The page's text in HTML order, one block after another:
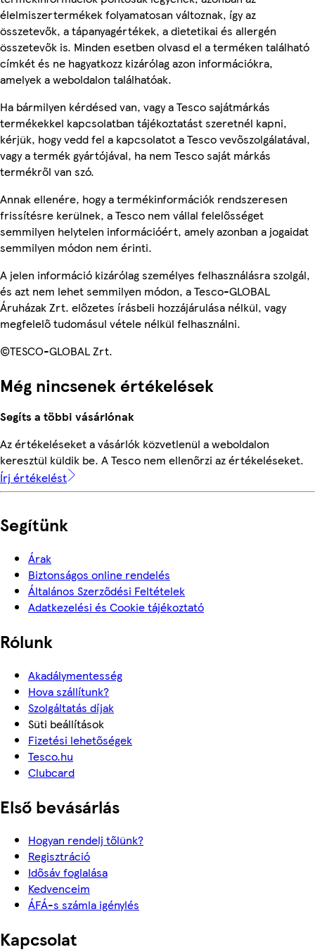
élelmiszertermékek folyamatosan változnak, így az
összetevők, a tápanyagértékek, a dietetikai és allergén
összetevők is. Minden esetben olvasd el a terméken található
címkét és ne hagyatkozz kizárólag azon információkra,
amelyek a weboldalon találhatóak.
Ha bármilyen kérdésed van, vagy a Tesco sajátmárkás
termékekkel kapcsolatban tájékoztatást szeretnél kapni,
kérjük, hogy vedd fel a kapcsolatot a Tesco vevőszolgálatával,
vagy a termék gyártójával, ha nem Tesco saját márkás
termékről van szó.
Annak ellenére, hogy a termékinformációk rendszeresen
frissítésre kerülnek, a Tesco nem vállal felelősséget
semmilyen helytelen információért, amely azonban a jogaidat
semmilyen módon nem érinti.
A jelen információ kizárólag személyes felhasználásra szolgál,
és azt nem lehet semmilyen módon, a Tesco-GLOBAL
Áruházak Zrt. előzetes írásbeli hozzájárulása nélkül, vagy
megfelelő tudomásul vétele nélkül felhasználni.
©TESCO-GLOBAL Zrt.
Még nincsenek értékelések
Segíts a többi vásárlónak
Az értékeléseket a vásárlók közvetlenül a weboldalon
keresztül küldik be. A Tesco nem ellenőrzi az értékeléseket.
Írj értékelést
Segítünk
Árak
Biztonságos online rendelés
Általános Szerződési Feltételek
Adatkezelési és Cookie tájékoztató
Rólunk
Akadálymentesség
Hova szállítunk?
Szolgáltatás díjak
Süti beállítások
Fizetési lehetőségek
Tesco.hu
Clubcard
Első bevásárlás
Hogyan rendelj tőlünk?
Regisztráció
Idősáv foglalása
Kedvenceim
ÁFÁ-s számla igénylés
Kapcsolat